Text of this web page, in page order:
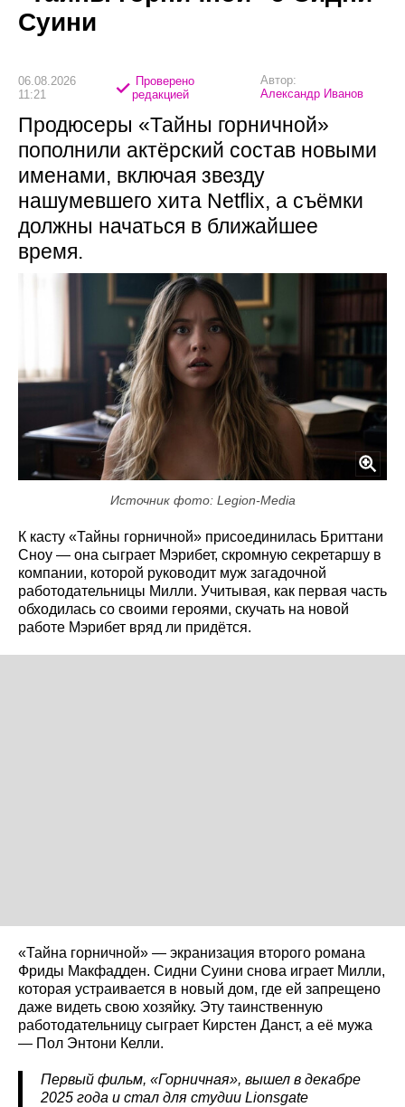
Суини
06.08.2026
11:21
Проверено
редакцией
Автор:
Александр Иванов
Продюсеры «Тайны горничной»
пополнили актёрский состав новыми
именами, включая звезду
нашумевшего хита Netflix, а съёмки
должны начаться в ближайшее
время.
Источник фото: Legion-Media
К касту «Тайны горничной» присоединилась Бриттани
Сноу — она сыграет Мэрибет, скромную секретаршу в
компании, которой руководит муж загадочной
работодательницы Милли. Учитывая, как первая часть
обходилась со своими героями, скучать на новой
работе Мэрибет вряд ли придётся.
«Тайна горничной» — экранизация второго романа
Фриды Макфадден. Сидни Суини снова играет Милли,
которая устраивается в новый дом, где ей запрещено
даже видеть свою хозяйку. Эту таинственную
работодательницу сыграет Кирстен Данст, а её мужа
— Пол Энтони Келли.
Первый фильм, «Горничная», вышел в декабре
2025 года и стал для студии Lionsgate